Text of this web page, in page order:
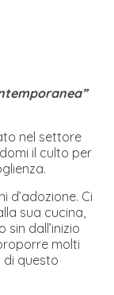
nel settore
il culto per
d’adozione. Ci
sua cucina,
dall’inizio
molti
di questo